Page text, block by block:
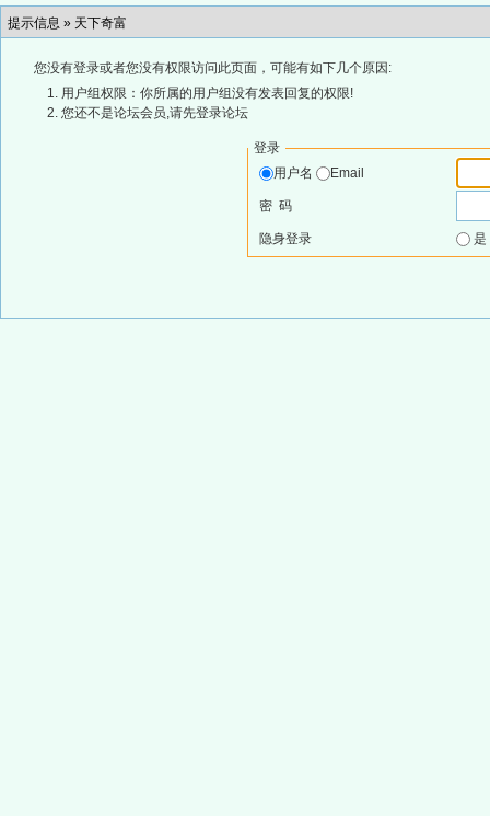
提示信息 » 天下奇富
您没有登录或者您没有权限访问此页面，可能有如下几个原因:
用户组权限：你所属的用户组没有发表回复的权限!
您还不是论坛会员,请先登录论坛
登录
用户名
Email
密 码
隐身登录